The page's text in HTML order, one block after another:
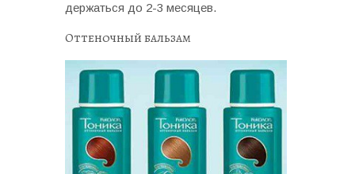
держаться до 2-3 месяцев.
Оттеночный бальзам